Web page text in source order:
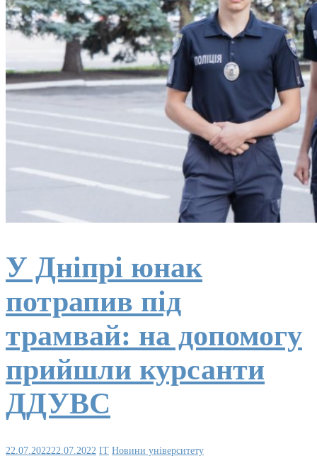
У Дніпрі юнак
потрапив під
трамвай: на допомогу
прийшли курсанти
ДДУВС
22.07.202222.07.2022 IT Новини університету